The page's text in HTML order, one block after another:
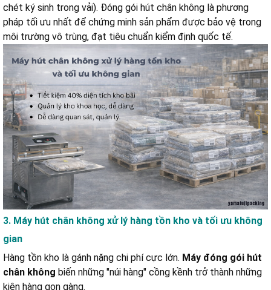
chét ký sinh trong vải). Đóng gói hút chân không là phương
pháp tối ưu nhất để chứng minh sản phẩm được bảo vệ trong
môi trường vô trùng, đạt tiêu chuẩn kiểm định quốc tế.
3. Máy hút chân không xử lý hàng tồn kho và tối ưu không
gian
Hàng tồn kho là gánh nặng chi phí cực lớn. Máy đóng gói hút
chân không biến những "núi hàng" cồng kềnh trở thành những
kiện hàng gọn gàng.